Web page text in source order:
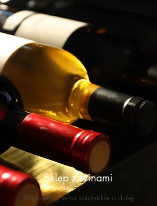
Sklep z winami
Wybraliśmy wina sardyńskie o dużej